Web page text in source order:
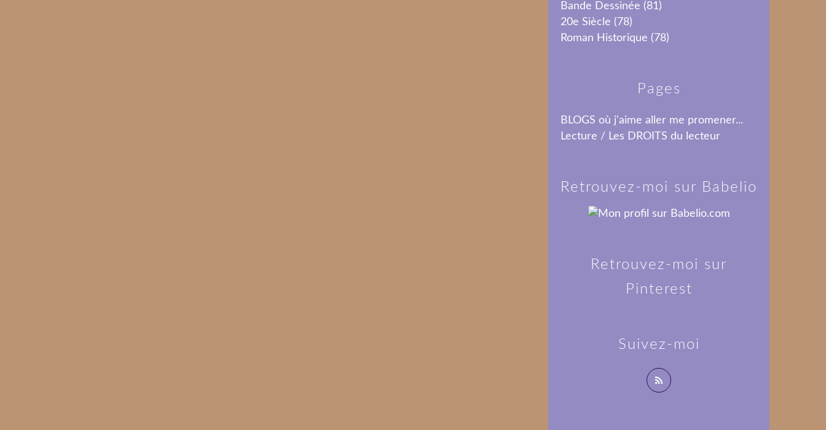
Bande Dessinée (81)
20e Siècle (78)
Roman Historique (78)
Pages
BLOGS où j'aime aller me promener...
Lecture / Les DROITS du lecteur
Suivez-moi
Retrouvez-moi sur Babelio
Retrouvez-moi sur
Pinterest